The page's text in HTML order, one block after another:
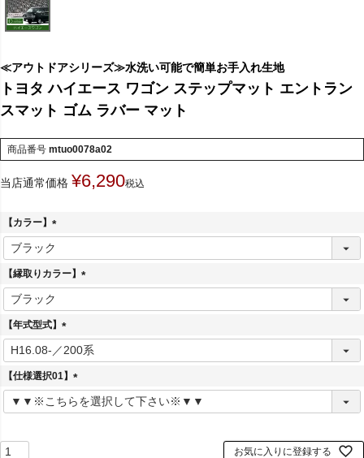
≪アウトドアシリーズ≫水洗い可能で簡単お手入れ生地
トヨタ ハイエース ワゴン ステップマット エントラン
スマット ゴム ラバー マット
商品番号 mtuo0078a02
当店通常価格 ¥6,290税込
【カラー】
(
須
【縁取りカラー】
(
【年式型式】
(
必
須
【仕様選択01】
(
必
お気に入りに登録する